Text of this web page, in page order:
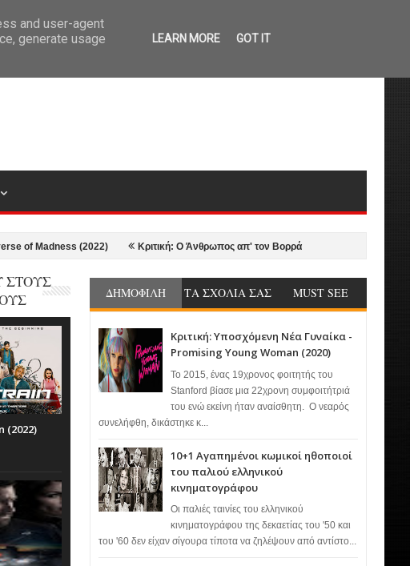
(2022) Κριτική: Ο Άνθρωπος απ' τον Βορρά - The Northman (2022)
ΔΗΜΟΦΙΛΗ ΤΑ ΣΧΟΛΙΑ ΣΑΣ MUST SEE
Κριτική: Υποσχόμενη Νέα Γυναίκα -
Promising Young Woman (2020)
Το 2015, ένας 19χρονος φοιτητής του
Stanford βίασε μια 22χρονη συμφοιτήτριά
του ενώ εκείνη ήταν αναίσθητη. Ο νεαρός
συνελήφθη, δικάστηκε κ...
10+1 Αγαπημένοι κωμικοί ηθοποιοί
του παλιού ελληνικού
κινηματογράφου
Οι παλιές ταινίες του ελληνικού
κινηματογράφου της δεκαετίας του '50 και
του '60 δεν είχαν σίγουρα τίποτα να ζηλέψουν από αντίστο...
ΣΤΟΥΣ
(2022)
and user-agent
generate usage
LEARN MORE GOT IT